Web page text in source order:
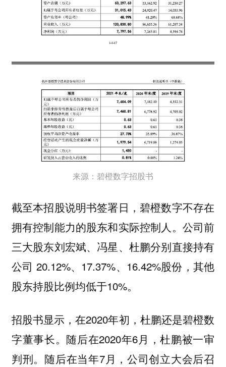
来源：碧橙数字招股书
截至本招股说明书签署日，碧橙数字不存在
拥有控制能力的股东和实际控制人。公司前
三大股东刘宏斌、冯星、杜鹏分别直接持有
公司 20.12%、17.37%、16.42%股份，其他
股东持股比例均低于10%。
招股书显示，在2020年初，杜鹏还是碧橙数
字董事长。随后在2020年6月，杜鹏被一审
判刑。随后在当年7月，公司创立大会后召